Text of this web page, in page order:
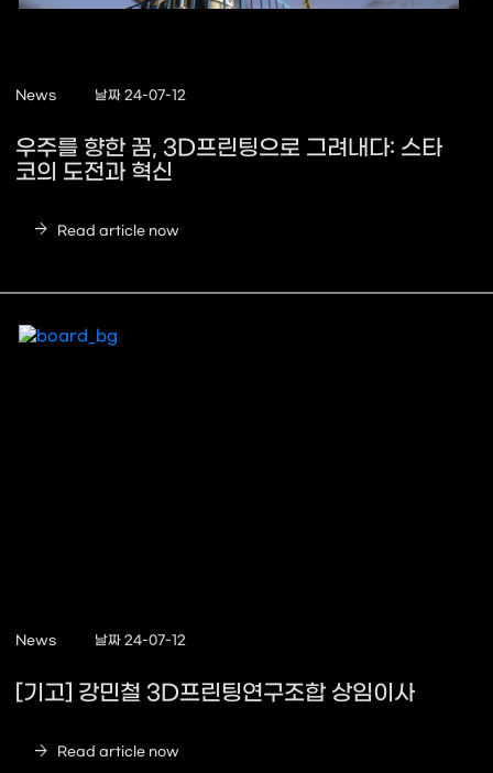
News 날짜 24-07-12
우주를 향한 꿈, 3D프린팅으로 그려내다: 스타
코의 도전과 혁신
arrow_forward Read article now
News 날짜 24-07-12
[기고] 강민철 3D프린팅연구조합 상임이사
arrow_forward Read article now